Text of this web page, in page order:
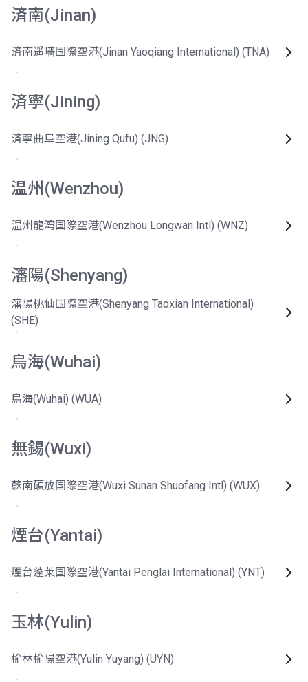
済南(Jinan)
済南遥墻国際空港(Jinan Yaoqiang International) (TNA)
済寧(Jining)
済寧曲阜空港(Jining Qufu) (JNG)
温州(Wenzhou)
温州龍湾国際空港(Wenzhou Longwan Intl) (WNZ)
瀋陽(Shenyang)
瀋陽桃仙国際空港(Shenyang Taoxian International)
(SHE)
烏海(Wuhai)
烏海(Wuhai) (WUA)
無錫(Wuxi)
蘇南碩放国際空港(Wuxi Sunan Shuofang Intl) (WUX)
煙台(Yantai)
煙台蓬莱国際空港(Yantai Penglai International) (YNT)
玉林(Yulin)
榆林榆陽空港(Yulin Yuyang) (UYN)